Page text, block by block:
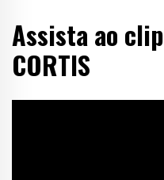
Assista ao
CORTIS